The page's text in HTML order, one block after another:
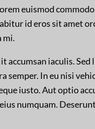
euismod
id eros sit amet
mi.
accumsan iaculis. Sed
semper. In eu nisi
iusto. Aut optio
numquam.